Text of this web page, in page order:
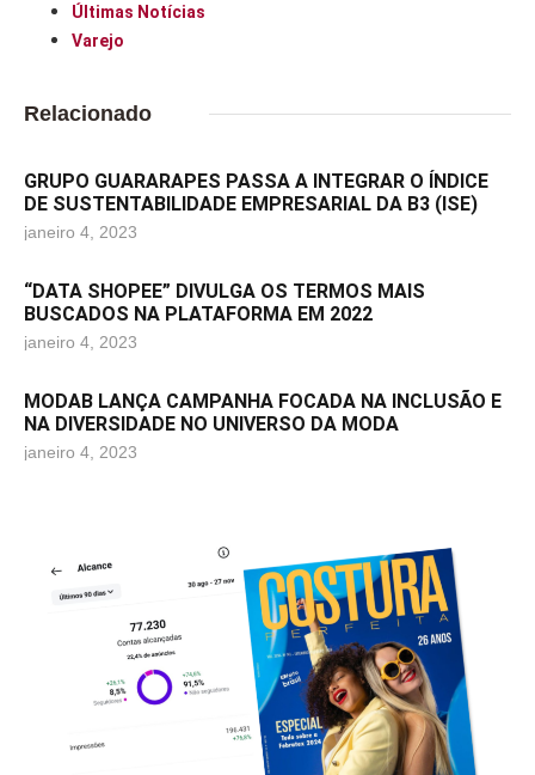
Últimas Notícias
Varejo
Relacionado
GRUPO GUARARAPES PASSA A INTEGRAR O ÍNDICE
DE SUSTENTABILIDADE EMPRESARIAL DA B3 (ISE)
janeiro 4, 2023
“DATA SHOPEE” DIVULGA OS TERMOS MAIS
BUSCADOS NA PLATAFORMA EM 2022
janeiro 4, 2023
MODAB LANÇA CAMPANHA FOCADA NA INCLUSÃO E
NA DIVERSIDADE NO UNIVERSO DA MODA
janeiro 4, 2023